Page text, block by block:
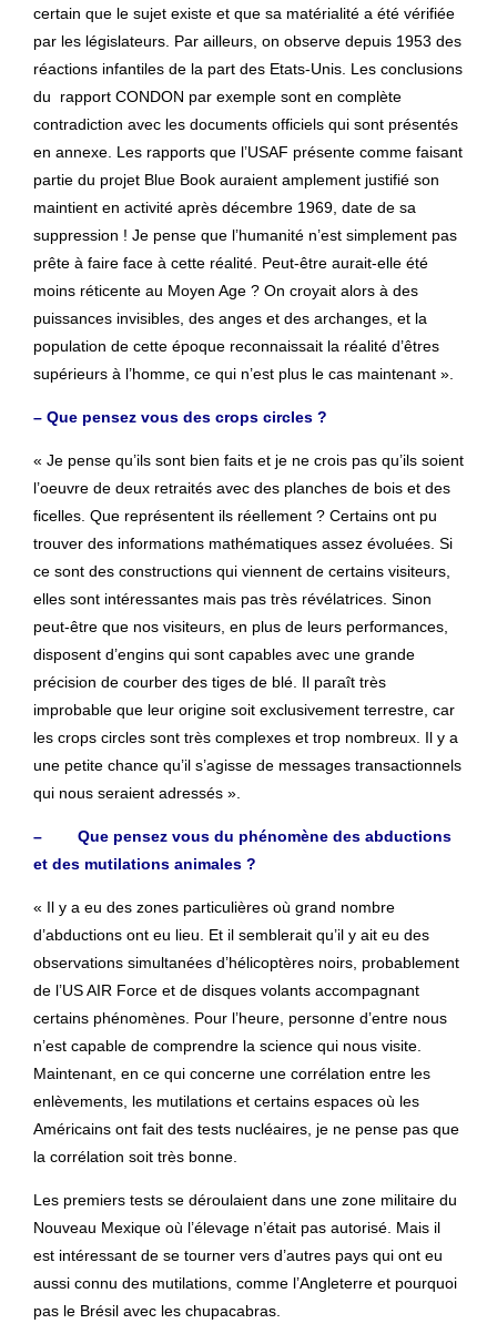
certain que le sujet existe et que sa matérialité a été vérifiée
par les législateurs. Par ailleurs, on observe depuis 1953 des
réactions infantiles de la part des Etats-Unis. Les conclusions
du rapport CONDON par exemple sont en complète
contradiction avec les documents officiels qui sont présentés
en annexe. Les rapports que l’USAF présente comme faisant
partie du projet Blue Book auraient amplement justifié son
maintient en activité après décembre 1969, date de sa
suppression ! Je pense que l’humanité n’est simplement pas
prête à faire face à cette réalité. Peut-être aurait-elle été
moins réticente au Moyen Age ? On croyait alors à des
puissances invisibles, des anges et des archanges, et la
population de cette époque reconnaissait la réalité d’êtres
supérieurs à l’homme, ce qui n’est plus le cas maintenant ».
– Que pensez vous des crops circles ?
« Je pense qu’ils sont bien faits et je ne crois pas qu’ils soient
l’oeuvre de deux retraités avec des planches de bois et des
ficelles. Que représentent ils réellement ? Certains ont pu
trouver des informations mathématiques assez évoluées. Si
ce sont des constructions qui viennent de certains visiteurs,
elles sont intéressantes mais pas très révélatrices. Sinon
peut-être que nos visiteurs, en plus de leurs performances,
disposent d’engins qui sont capables avec une grande
précision de courber des tiges de blé. Il paraît très
improbable que leur origine soit exclusivement terrestre, car
les crops circles sont très complexes et trop nombreux. Il y a
une petite chance qu’il s’agisse de messages transactionnels
qui nous seraient adressés ».
– Que pensez vous du phénomène des abductions
et des mutilations animales ?
« Il y a eu des zones particulières où grand nombre
d’abductions ont eu lieu. Et il semblerait qu’il y ait eu des
observations simultanées d’hélicoptères noirs, probablement
de l’US AIR Force et de disques volants accompagnant
certains phénomènes. Pour l’heure, personne d’entre nous
n’est capable de comprendre la science qui nous visite.
Maintenant, en ce qui concerne une corrélation entre les
enlèvements, les mutilations et certains espaces où les
Américains ont fait des tests nucléaires, je ne pense pas que
la corrélation soit très bonne.
Les premiers tests se déroulaient dans une zone militaire du
Nouveau Mexique où l’élevage n’était pas autorisé. Mais il
est intéressant de se tourner vers d’autres pays qui ont eu
aussi connu des mutilations, comme l’Angleterre et pourquoi
pas le Brésil avec les chupacabras.